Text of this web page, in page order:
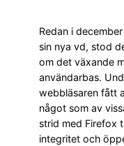
Redan i
sin nya vd, stod
om det växande
användarbas.
webbläsaren fått
något som av
strid med Firefox
integritet och